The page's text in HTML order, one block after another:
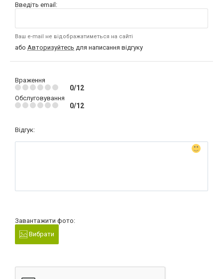
Введіть email:
Ваш e-mail не відображатиметься на сайті
або Авторизуйтесь для написання відгуку
Враження
0/12
Обслуговування
0/12
Відгук:
Завантажити фото:
Вибрати